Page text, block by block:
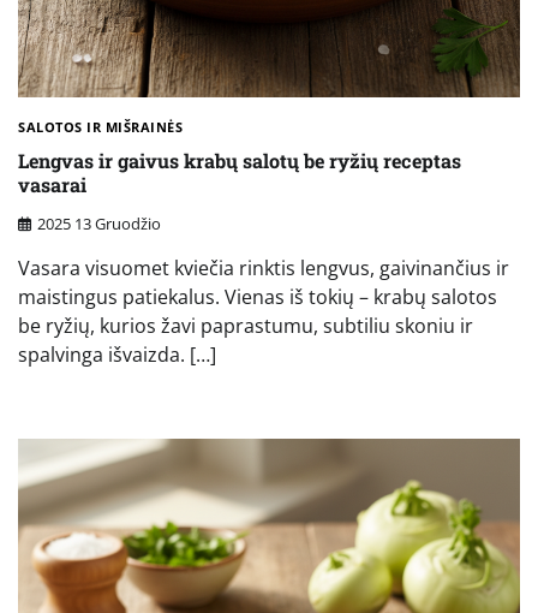
SALOTOS IR MIŠRAINĖS
Lengvas ir gaivus krabų salotų be ryžių receptas
vasarai
2025 13 Gruodžio
Vasara visuomet kviečia rinktis lengvus, gaivinančius ir
maistingus patiekalus. Vienas iš tokių – krabų salotos
be ryžių, kurios žavi paprastumu, subtiliu skoniu ir
spalvinga išvaizda. […]